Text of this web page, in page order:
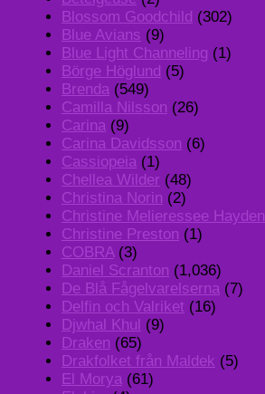
Blossom Goodchild (302)
Blue Avians (9)
Blue Light Channeling (1)
Börge Höglund (5)
Brenda (549)
Camilla Nilsson (26)
Carina (9)
Carina Davidsson (6)
Cassiopeia (1)
Chellea Wilder (48)
Christina Norin (2)
Christine Melieressee Hayden
Christine Preston (1)
COBRA(3)
Daniel Scranton (1,036)
De Blå Fågelvarelserna (7)
Delfin och Valriket (16)
Djwhal Khul (9)
Draken (65)
Drakfolket från Maldek (5)
El Morya (61)